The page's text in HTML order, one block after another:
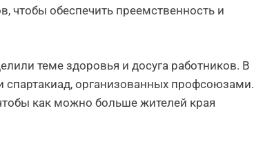
чтобы обеспечить преемственность и
теме здоровья и досуга работников. В
спартакиад, организованных профсоюзами.
как можно больше жителей края